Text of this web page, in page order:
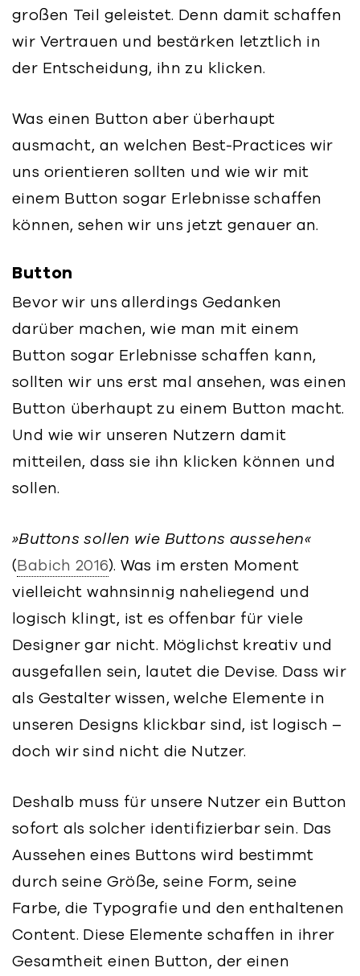
großen Teil geleistet. Denn damit schaffen
wir Vertrauen und bestärken letztlich in
der Entscheidung, ihn zu klicken.
Was einen Button aber überhaupt
ausmacht, an welchen Best-Practices wir
uns orientieren sollten und wie wir mit
einem Button sogar Erlebnisse schaffen
können, sehen wir uns jetzt genauer an.
Button
Bevor wir uns allerdings Gedanken
darüber machen, wie man mit einem
Button sogar Erlebnisse schaffen kann,
sollten wir uns erst mal ansehen, was einen
Button überhaupt zu einem Button macht.
Und wie wir unseren Nutzern damit
mitteilen, dass sie ihn klicken können und
sollen.
»Buttons sollen wie Buttons aussehen«
(Babich 2016). Was im ersten Moment
vielleicht wahnsinnig naheliegend und
logisch klingt, ist es offenbar für viele
Designer gar nicht. Möglichst kreativ und
ausgefallen sein, lautet die Devise. Dass wir
als Gestalter wissen, welche Elemente in
unseren Designs klickbar sind, ist logisch –
doch wir sind nicht die Nutzer.
Deshalb muss für unsere Nutzer ein Button
sofort als solcher identifizierbar sein. Das
Aussehen eines Buttons wird bestimmt
durch seine Größe, seine Form, seine
Farbe, die Typografie und den enthaltenen
Content. Diese Elemente schaffen in ihrer
Gesamtheit einen Button, der einen